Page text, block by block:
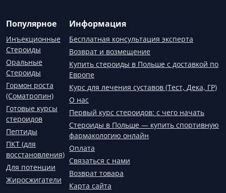
Популярное
Инъекционные
Стероиды
Оральные
Стероиды
Гормон роста
(Соматропин)
Готовые курсы
стероидов
Пептиды
ПКТ (для
восстановления)
Для потенции
Жиросжигатели
Информация
Бесплатная консультация эксперта
Возврат и возмещение
Купить стероиды в Польше с доставкой по
Европе
Курс для лечения суставов (Тест, Дека, ГР)
О нас
Первый курс стероидов: с чего начать
Стероиды в Польше — купить спортивную
фармакологию онлайн
Оплата
Связаться с нами
Возврат товара
Карта сайта